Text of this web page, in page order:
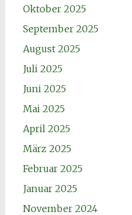
Oktober 2025
September 2025
August 2025
Juli 2025
Juni 2025
Mai 2025
April 2025
März 2025
Februar 2025
Januar 2025
November 2024